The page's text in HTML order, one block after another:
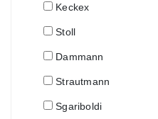
Keckex
Stoll
Dammann
Strautmann
Sgariboldi